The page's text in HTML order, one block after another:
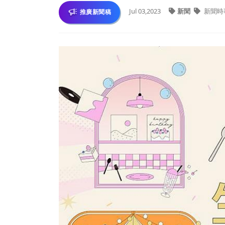
推廣新聞稿 Jul 03,2023 新聞 新聞時